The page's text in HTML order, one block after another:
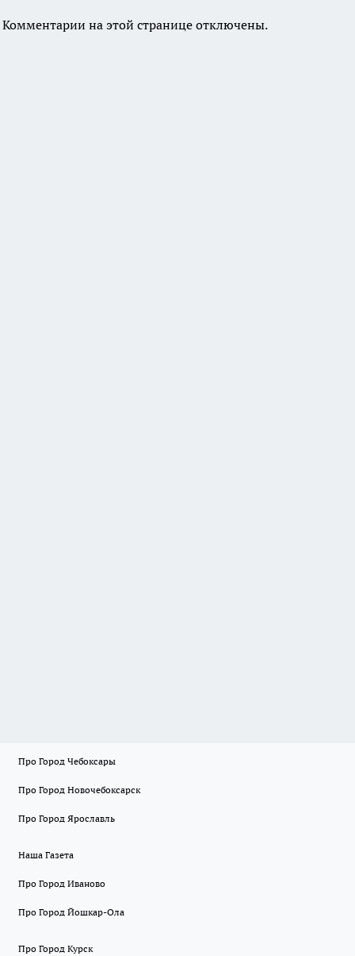
Комментарии на этой странице отключены.
Про Город Чебоксары
Про Город Новочебоксарск
Про Город Ярославль
Наша Газета
Про Город Иваново
Про Город Йошкар-Ола
Про Город Курск